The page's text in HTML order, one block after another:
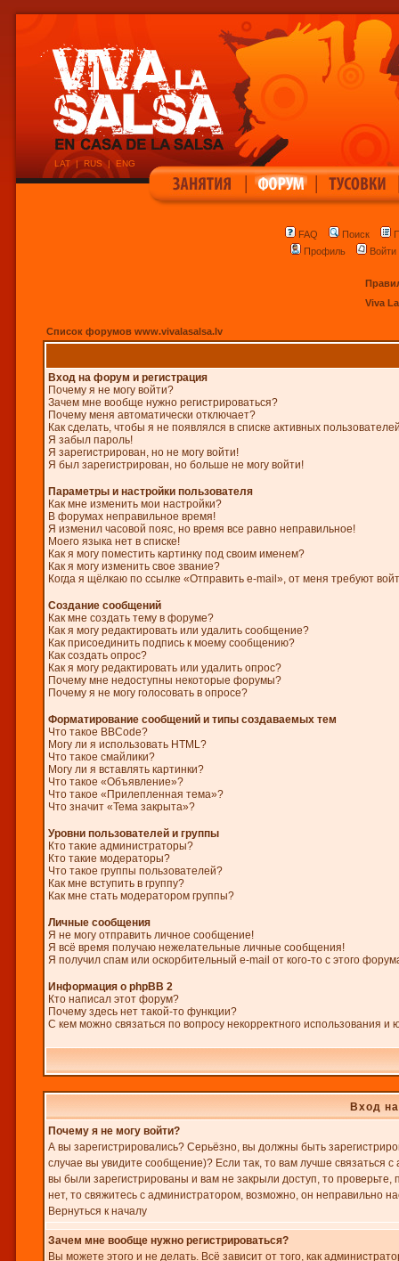
LAT | RUS | ENG
| |
FAQ Поиск
Профиль
Viva
Список форумов www.vivalasalsa.lv
Вход на форум и регистрация
Почему я не могу войти?
Зачем мне вообще нужно регистрироваться?
Почему меня автоматически отключает?
Как сделать, чтобы я не появлялся в списке активных
Я забыл пароль!
Я зарегистрирован, но не могу войти!
Я был зарегистрирован, но больше не могу войти!
Параметры и настройки пользователя
Как мне изменить мои настройки?
В форумах неправильное время!
Я изменил часовой пояс, но время все равно неправильное!
Моего языка нет в списке!
Как я могу поместить картинку под своим именем?
Как я могу изменить свое звание?
Когда я щёлкаю по ссылке «Отправить e-mail», от меня требуют
Создание сообщений
Как мне создать тему в форуме?
Как я могу редактировать или удалить сообщение?
Как присоединить подпись к моему сообщению?
Как создать опрос?
Как я могу редактировать или удалить опрос?
Почему мне недоступны некоторые форумы?
Почему я не могу голосовать в опросе?
Форматирование сообщений и типы создаваемых тем
Что такое BBCode?
Могу ли я использовать HTML?
Что такое смайлики?
Могу ли я вставлять картинки?
Что такое «Объявление»?
Что такое «Прилепленная тема»?
Что значит «Тема закрыта»?
Уровни пользователей и группы
Кто такие администраторы?
Кто такие модераторы?
Что такое группы пользователей?
Как мне вступить в группу?
Как мне стать модератором группы?
Личные сообщения
Я не могу отправить личное сообщение!
Я всё время получаю нежелательные личные сообщения!
Я получил спам или оскорбительный e-mail от кого-то с этого
Информация о phpBB 2
Кто написал этот форум?
Почему здесь нет такой-то функции?
С кем можно связаться по вопросу некорректного использования
Вход
Почему я не могу войти?
А вы зарегистрировались? Серьёзно, вы должны быть
случае вы увидите сообщение)? Если так, то вам лучше
вы были зарегистрированы и вам не закрыли доступ, то
нет, то свяжитесь с администратором, возможно, он неправильно
Вернуться к началу
Зачем мне вообще нужно регистрироваться?
Вы можете этого и не делать. Всё зависит от того, как